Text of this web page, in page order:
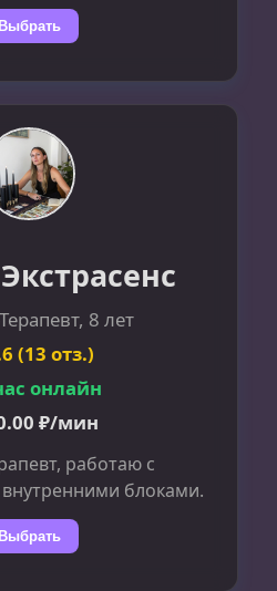
Выбрать
8 лет
(13 отз.)
онлайн
₽/мин
работаю с
блоками.
Выбрать